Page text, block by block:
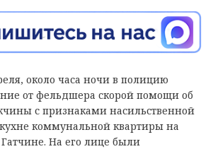
около часа ночи в полицию
от фельдшера скорой помощи об
с признаками насильственной
коммунальной квартиры на
На его лице были